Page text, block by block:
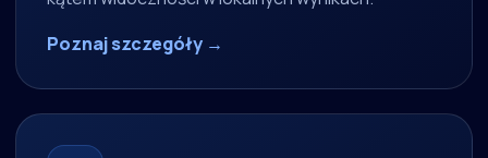
Poznaj szczegóły →